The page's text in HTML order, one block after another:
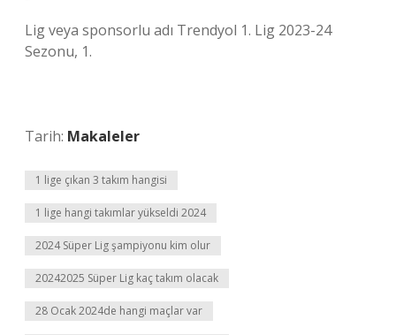
Lig veya sponsorlu adı Trendyol 1. Lig 2023-24
Sezonu, 1.
Tarih: Makaleler
1 lige çıkan 3 takım hangisi
1 lige hangi takımlar yükseldi 2024
2024 Süper Lig şampiyonu kim olur
20242025 Süper Lig kaç takım olacak
28 Ocak 2024de hangi maçlar var